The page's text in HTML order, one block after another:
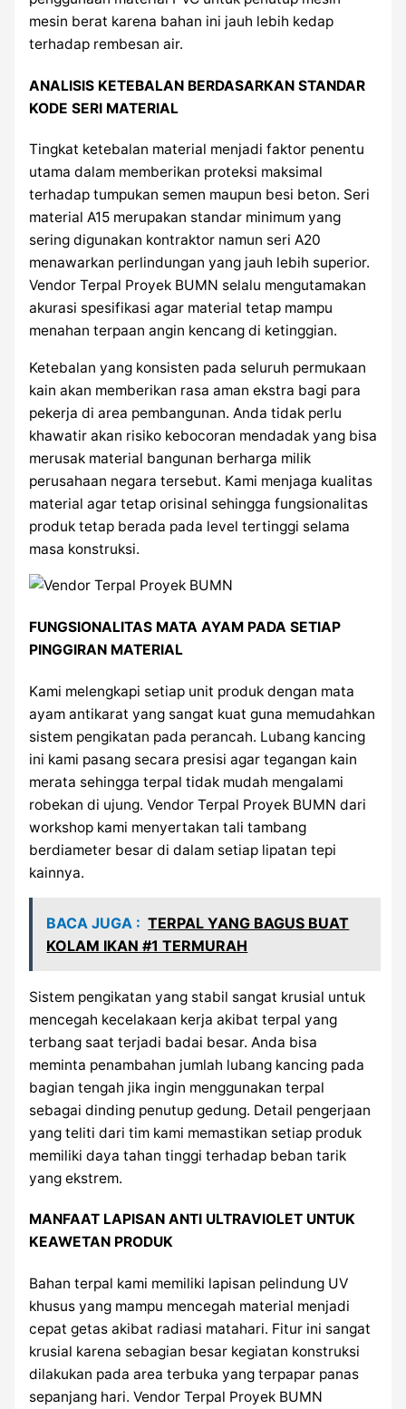
mesin berat karena bahan ini jauh lebih kedap
terhadap rembesan air.
ANALISIS KETEBALAN BERDASARKAN STANDAR
KODE SERI MATERIAL
Tingkat ketebalan material menjadi faktor penentu
utama dalam memberikan proteksi maksimal
terhadap tumpukan semen maupun besi beton. Seri
material A15 merupakan standar minimum yang
sering digunakan kontraktor namun seri A20
menawarkan perlindungan yang jauh lebih superior.
Vendor Terpal Proyek BUMN selalu mengutamakan
akurasi spesifikasi agar material tetap mampu
menahan terpaan angin kencang di ketinggian.
Ketebalan yang konsisten pada seluruh permukaan
kain akan memberikan rasa aman ekstra bagi para
pekerja di area pembangunan. Anda tidak perlu
khawatir akan risiko kebocoran mendadak yang bisa
merusak material bangunan berharga milik
perusahaan negara tersebut. Kami menjaga kualitas
material agar tetap orisinal sehingga fungsionalitas
produk tetap berada pada level tertinggi selama
masa konstruksi.
FUNGSIONALITAS MATA AYAM PADA SETIAP
PINGGIRAN MATERIAL
Kami melengkapi setiap unit produk dengan mata
ayam antikarat yang sangat kuat guna memudahkan
sistem pengikatan pada perancah. Lubang kancing
ini kami pasang secara presisi agar tegangan kain
merata sehingga terpal tidak mudah mengalami
robekan di ujung. Vendor Terpal Proyek BUMN dari
workshop kami menyertakan tali tambang
berdiameter besar di dalam setiap lipatan tepi
kainnya.
BACA JUGA : TERPAL YANG BAGUS BUAT
KOLAM IKAN #1 TERMURAH
Sistem pengikatan yang stabil sangat krusial untuk
mencegah kecelakaan kerja akibat terpal yang
terbang saat terjadi badai besar. Anda bisa
meminta penambahan jumlah lubang kancing pada
bagian tengah jika ingin menggunakan terpal
sebagai dinding penutup gedung. Detail pengerjaan
yang teliti dari tim kami memastikan setiap produk
memiliki daya tahan tinggi terhadap beban tarik
yang ekstrem.
MANFAAT LAPISAN ANTI ULTRAVIOLET UNTUK
KEAWETAN PRODUK
Bahan terpal kami memiliki lapisan pelindung UV
khusus yang mampu mencegah material menjadi
cepat getas akibat radiasi matahari. Fitur ini sangat
krusial karena sebagian besar kegiatan konstruksi
dilakukan pada area terbuka yang terpapar panas
sepanjang hari. Vendor Terpal Proyek BUMN